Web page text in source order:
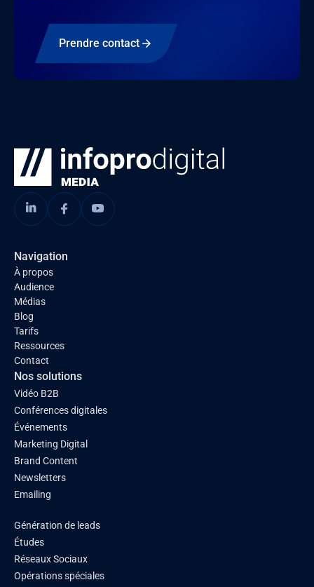
Prendre contact
Navigation
À propos
Audience
Médias
Blog
Tarifs
Ressources
Contact
Nos solutions
Vidéo B2B
Conférences digitales
Événements
Marketing Digital
Brand Content
Newsletters
Emailing
Génération de leads
Études
Réseaux Sociaux
Opérations spéciales